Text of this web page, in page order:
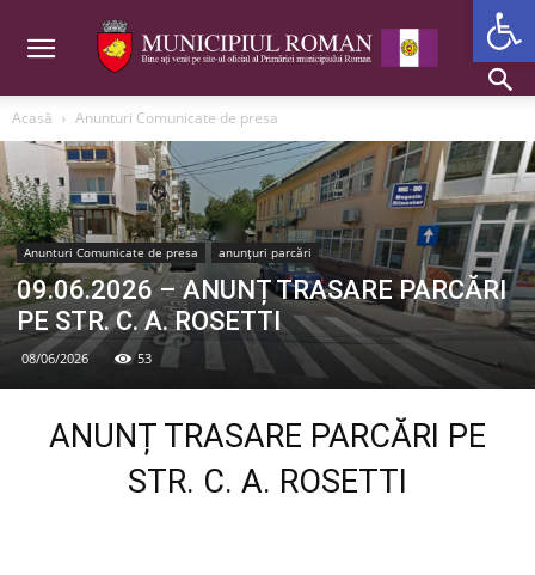
Acasă Anunturi Comunicate de presa
Anunturi Comunicate de presa anunțuri parcări
09.06.2026 – ANUNȚ TRASARE PARCĂRI
PE STR. C. A. ROSETTI
08/06/2026 53
ANUNȚ TRASARE PARCĂRI PE
STR. C. A. ROSETTI